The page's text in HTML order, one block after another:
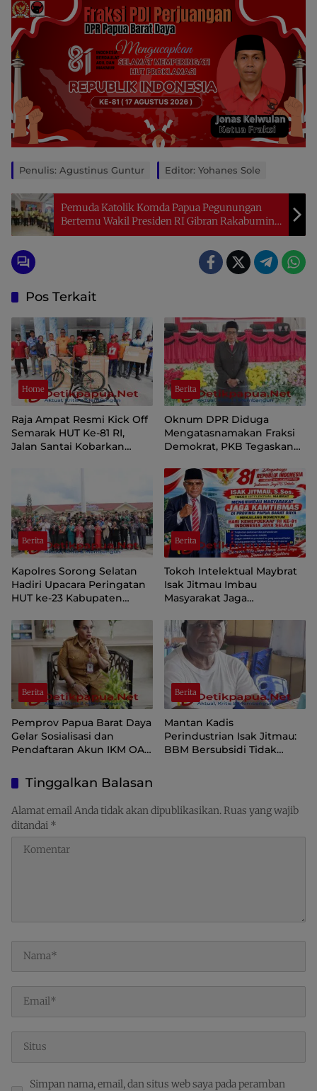
Penulis: Agustinus Guntur Editor: Yohanes Sole
Pemuda Katolik Komda Papua Pegunungan
Bertemu Wakil Presiden RI Gibran Rakabuming
Raka Saat Kunjungan Kerja
Pos Terkait
Home
Raja Ampat Resmi Kick Off
Semarak HUT Ke-81 RI,
Jalan Santai Kobarkan
Berita
Oknum DPR Diduga
Mengatasnamakan Fraksi
Demokrat, PKB Tegaskan
Papua Pegunungan
Berita
Kapolres Sorong Selatan
Hadiri Upacara Peringatan
HUT ke-23 Kabupaten
Berita
Tokoh Intelektual Maybrat
Isak Jitmau Imbau
Masyarakat Jaga
81 Kemerdekaan RI
Berita
Pemprov Papua Barat Daya
Gelar Sosialisasi dan
Pendaftaran Akun IKM OAP
Berita
Mantan Kadis
Perindustrian Isak Jitmau:
BBM Bersubsidi Tidak
Tinggalkan Balasan
Alamat email Anda tidak akan dipublikasikan.Ruas yang wajib
ditandai *
Simpan nama, email, dan situs web saya pada peramban